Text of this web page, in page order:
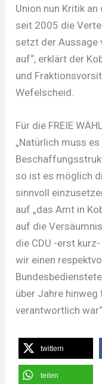
Union nun Kritik
seit 2005 die
setzt der Aussage
auf“, erklärt der
und
Wefelscheid.
Für die FREIE
„Natürlich muss
so ist es möglich
sinnvoll
auf „das Amt in
auf die
die CDU -erst
wir einen
über Jahre
verantwortlich
twittern
teilen